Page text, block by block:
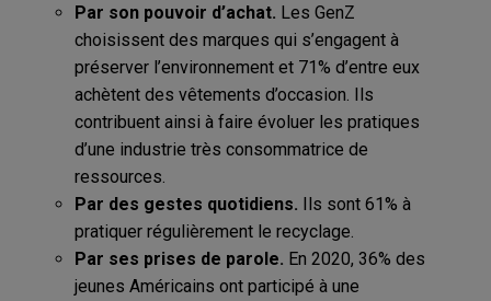
Par son pouvoir d’achat. Les GenZ
choisissent des marques qui s’engagent à
préserver l’environnement et 71% d’entre eux
achètent des vêtements d’occasion. Ils
contribuent ainsi à faire évoluer les pratiques
d’une industrie très consommatrice de
ressources.
Par des gestes quotidiens. Ils sont 61% à
pratiquer régulièrement le recyclage.
Par ses prises de parole. En 2020, 36% des
jeunes Américains ont participé à une